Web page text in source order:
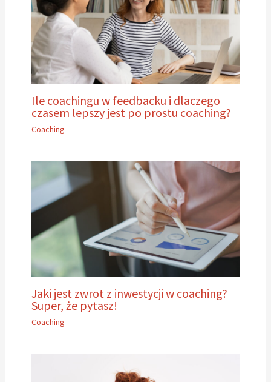
Ile coachingu w feedbacku i dlaczego
czasem lepszy jest po prostu coaching?
Coaching
Jaki jest zwrot z inwestycji w coaching?
Super, że pytasz!
Coaching